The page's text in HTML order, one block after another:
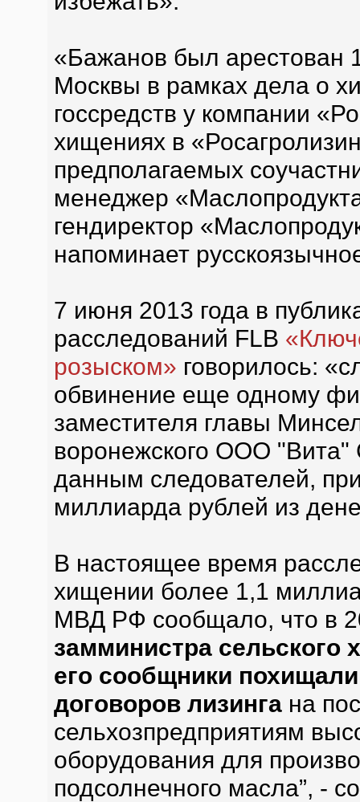
«Бажанов был арестован
Москвы в рамках дела о
госсредств у компании
хищениях в
предполагаемых
менеджер
гендиректор
напоминает
7 июня 2013 года в
расследований FLB
розыском» говорилось:
обвинение еще одному
заместителя главы
воронежского ООО "Вита"
данным следователей,
миллиарда рублей из
В настоящее время
хищении более 1,1
МВД РФ сообщало, что в
замминистра сельского
его сообщники
договоров лизингана
сельхозпредприятиям
оборудования для
подсолнечного масла”, -